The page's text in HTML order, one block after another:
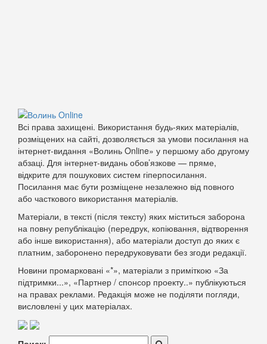
Всі права захищені. Використання будь-яких матеріалів,
розміщених на сайті, дозволяється за умови посилання на
інтернет-видання «Волинь Online» у першому або другому
абзаці. Для інтернет-видань обов’язкове — пряме,
відкрите для пошукових систем гіперпосилання.
Посилання має бути розміщене незалежно від повного
або часткового використання матеріалів.
Матеріали, в тексті (після тексту) яких міститься заборона
на повну републікацію (передрук, копіювання, відтворення
або інше використання), або матеріали доступ до яких є
платним, заборонено передруковувати без згоди редакції.
Новини промарковані «*», матеріали з приміткою «За
підтримки...», «Партнер / спонсор проекту..» публікуються
на правах реклами. Редакція може не поділяти погляди,
висловлені у цих матеріалах.